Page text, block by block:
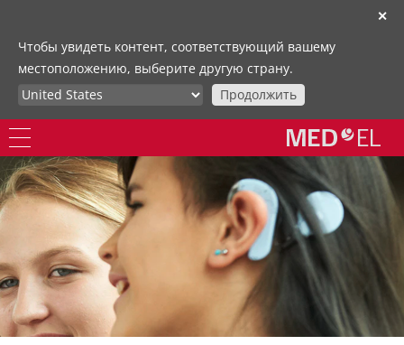
✕
Чтобы увидеть контент, соответствующий вашему
местоположению, выберите другую страну.
Продолжить